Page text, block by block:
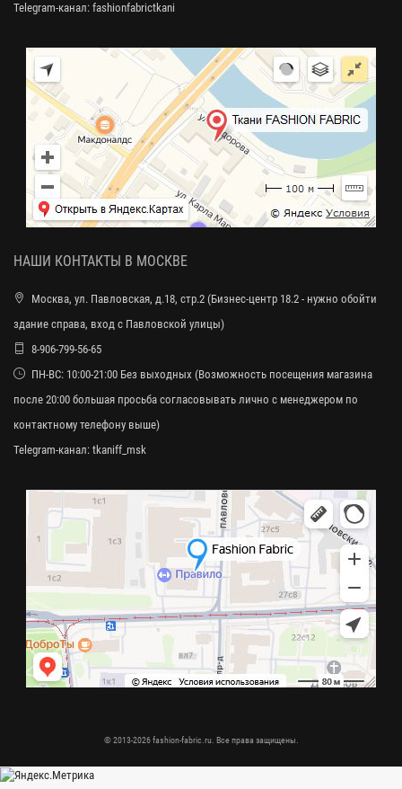
Telegram-канал: fashionfabrictkani
НАШИ КОНТАКТЫ В МОСКВЕ
Москва, ул. Павловская, д.18, стр.2 (Бизнес-центр 18.2 - нужно обойти
здание справа, вход с Павловской улицы)
8-906-799-56-65
ПН-ВС: 10:00-21:00 Без выходных (Возможность посещения магазина
после 20:00 большая просьба согласовывать лично с менеджером по
контактному телефону выше)
Telegram-канал: tkaniff_msk
© 2013-2026 fashion-fabric.ru. Все права защищены.